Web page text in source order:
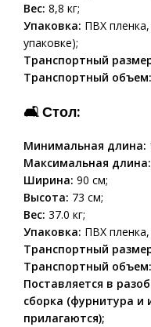
Вес: 8,8 кг;
Упаковка: ПВХ
упаковке);
Транспортный
Транспортный объем:
🛋Стол:
Минимальная длина:
Максимальная длина:
Ширина: 90 см;
Высота: 73 см;
Вес: 37.0 кг;
Упаковка: ПВХ
Транспортный
Транспортный объем:
Поставляется в
сборка (фурнитура и
прилагаются);